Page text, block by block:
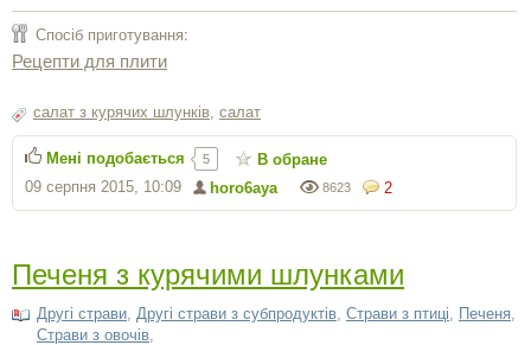
Спосіб приготування:
Рецепти для плити
салат з курячих шлунків салат
2
8623
horo6aya
09 серпня 2015, 10:09
Мені подобається 5 В обране
Печеня з курячими шлунками
Другі страви Другі страви з субпродуктів Страви з птиці Печеня
Страви з овочів